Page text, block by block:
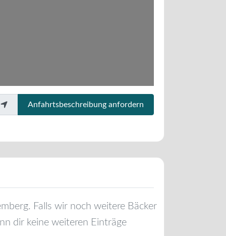
Anfahrtsbeschreibung anfordern
. Falls wir noch weitere Bäcker
dir keine weiteren Einträge